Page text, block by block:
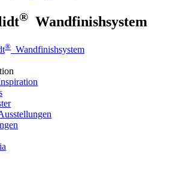
® Wandfinishsystem
® Wandfinishsystem